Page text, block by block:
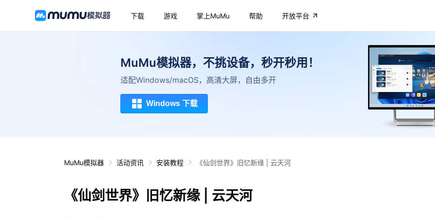
下载 游戏 掌上MuMu 帮助 开放平台
MuMu模拟器，不挑设备，秒开秒用！
适配Windows/macOS，高清大屏，自由多开
Windows 下载
MuMu模拟器 活动资讯 安装教程 《仙剑世界》旧忆新缘 | 云天河
《仙剑世界》旧忆新缘 | 云天河